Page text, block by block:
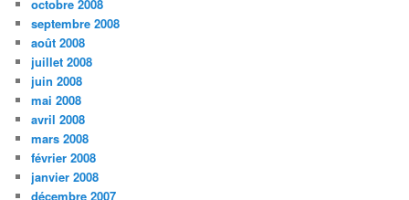
octobre 2008
septembre 2008
août 2008
juillet 2008
juin 2008
mai 2008
avril 2008
mars 2008
février 2008
janvier 2008
décembre 2007